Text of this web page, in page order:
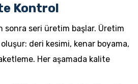
Kontrol
sonra seri üretim başlar. Üretim
deri kesimi, kenar boyama,
Her aşamada kalite